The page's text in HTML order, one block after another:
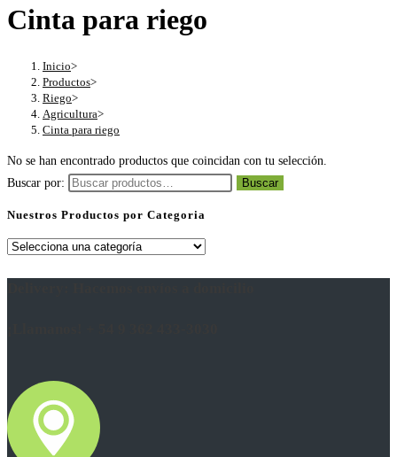
Cinta para riego
Inicio>
Productos>
Riego>
Agricultura>
Cinta para riego
No se han encontrado productos que coincidan con tu selección.
Buscar por:
Buscar
Nuestros Productos por Categoria